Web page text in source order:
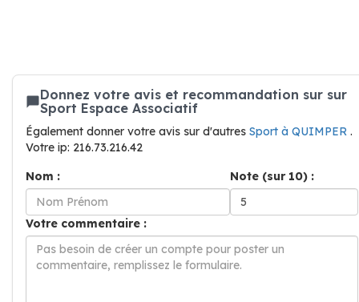
Donnez votre avis et recommandation sur sur
Sport Espace Associatif
Également donner votre avis sur d'autres Sport à QUIMPER .
Votre ip: 216.73.216.42
Nom :
Note (sur 10) :
Votre commentaire :